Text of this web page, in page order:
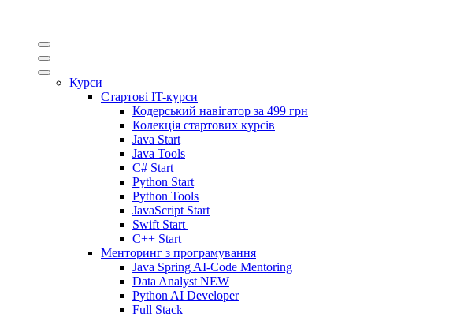
Курси
Стартові IT-курси
Кодерський навігатор за 499 грн
Колекція стартових курсів
Java Start
Java Tools
C# Start
Python Start
Python Tools
JavaScript Start
Swift Start
C++ Start
Менторинг з програмування
Java Spring AI-Code Mentoring
Data Analyst NEW
Python AI Developer
Full Stack